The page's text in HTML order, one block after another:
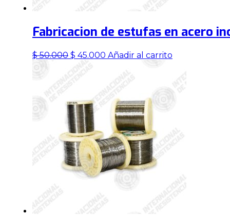
Fabricacion de estufas en acero
$50.000 El
era:
$ 45.000 El
Añadir al carrito